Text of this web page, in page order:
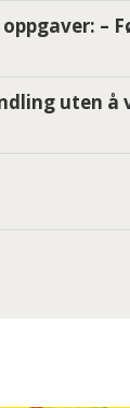
–
uten å